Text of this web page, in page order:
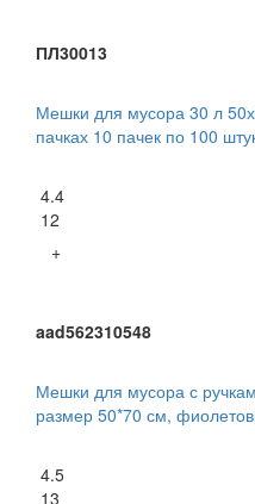
ПЛ30013
Мешки для мусора 30 л
пачках 10 пачек по 100
4.4
12
+
aad562310548
Мешки для мусора с
размер 50*70 см,
4.5
13